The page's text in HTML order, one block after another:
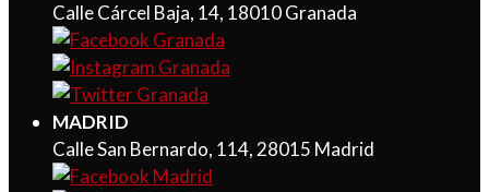
Calle Cárcel Baja, 14, 18010 Granada
MADRID
Calle San Bernardo, 114, 28015 Madrid